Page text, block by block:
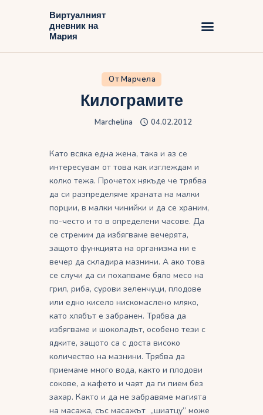
Виртуалният
дневник на
Мария
Виртуалният дневник на Мария
От Марчела
Килограмите
Marchelina 04.02.2012
Като всяка една жена, така и аз се
интересувам от това как изглеждам и
колко тежа. Прочетох някъде че трябва
да си разпределяме храната на малки
порции, в малки чинийки и да се храним,
по-често и то в определени часове. Да
се стремим да избягваме вечерята,
защото функцията на организма ни е
вечер да складира мазнини. А ако това
се случи да си похапваме бяло месо на
грил, риба, сурови зеленчуци, плодове
или едно кисело нискомаслено мляко,
като хлябът е забранен. Трябва да
избягваме и шоколадът, особено тези с
ядките, защото са с доста високо
количество на мазнини. Трябва да
приемаме много вода, както и плодови
сокове, а кафето и чаят да ги пием без
захар. Както и да не забравяме магията
на масажа, със масажът „шиатцу” може